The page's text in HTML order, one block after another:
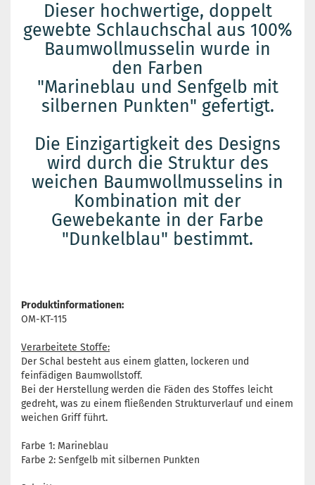
Dieser hochwertige, doppelt
gewebte Schlauchschal aus 100%
Baumwollmusselin wurde in
den Farben
"Marineblau und Senfgelb mit
silbernen Punkten" gefertigt.
Die Einzigartigkeit des Designs
wird durch die Struktur des
weichen Baumwollmusselins in
Kombination mit der
Gewebekante in der Farbe
"Dunkelblau" bestimmt.
Produktinformationen:
OM-KT-115
Verarbeitete Stoffe:
Der Schal besteht aus einem glatten, lockeren und
feinfädigen Baumwollstoff.
Bei der Herstellung werden die Fäden des Stoffes leicht
gedreht, was zu einem fließenden Strukturverlauf und einem
weichen Griff führt.
Farbe 1: Marineblau
Farbe 2: Senfgelb mit silbernen Punkten